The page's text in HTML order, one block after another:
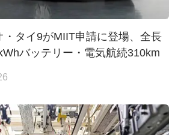
・タイ9がMIIT申請に登場、全長
バッテリー・電気航続310km